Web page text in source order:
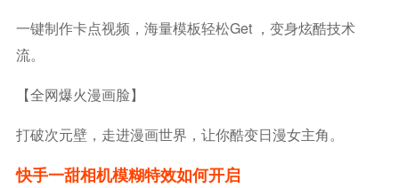
一键制作卡点视频，海量模板轻松Get ，变身炫酷技术
流。
【全网爆火漫画脸】
打破次元壁，走进漫画世界，让你酷变日漫女主角。
快手一甜相机模糊特效如何开启